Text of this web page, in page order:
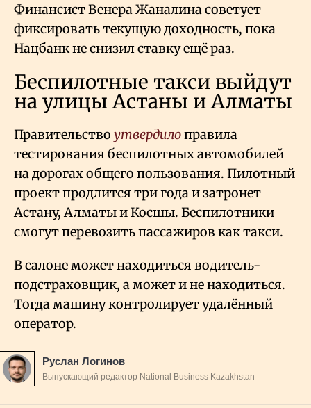
Финансист Венера Жаналина советует
фиксировать текущую доходность, пока
Нацбанк не снизил ставку ещё раз.
Беспилотные такси выйдут
на улицы Астаны и Алматы
Правительство утвердилоправила
тестирования беспилотных автомобилей
на дорогах общего пользования. Пилотный
проект продлится три года и затронет
Астану, Алматы и Косшы. Беспилотники
смогут перевозить пассажиров как такси.
В салоне может находиться водитель-
подстраховщик, а может и не находиться.
Тогда машину контролирует удалённый
оператор.
Руслан Логинов
Выпускающий редактор National Business Kazakhstan